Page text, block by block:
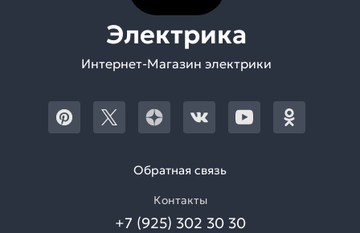
Электрика
Интернет-Магазин электрики
Обратная связь
Контакты
+7 (925) 302 30 30